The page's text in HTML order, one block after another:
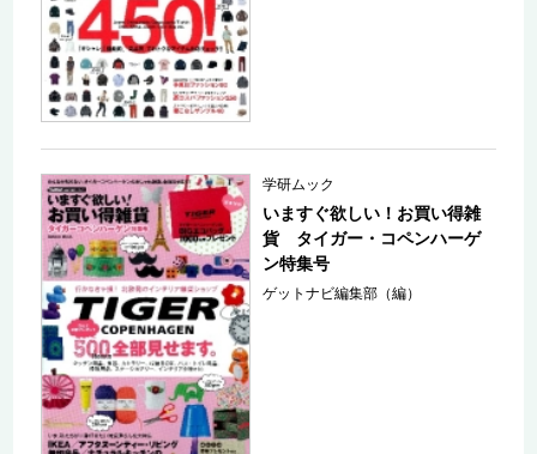
学研ムック
いますぐ欲しい！お買い得雑
貨 タイガー・コペンハーゲ
ン特集号
ゲットナビ編集部（編）